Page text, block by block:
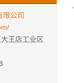
限公司
王店工业区